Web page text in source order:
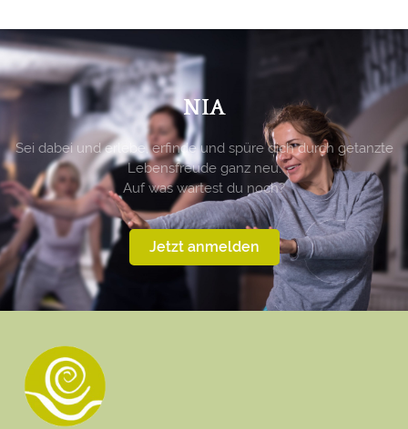
NIA
Sei dabei und erlebe, erfinde und spüre dich durch getanzte
Lebensfreude ganz neu.
Auf was wartest du noch?
Jetzt anmelden